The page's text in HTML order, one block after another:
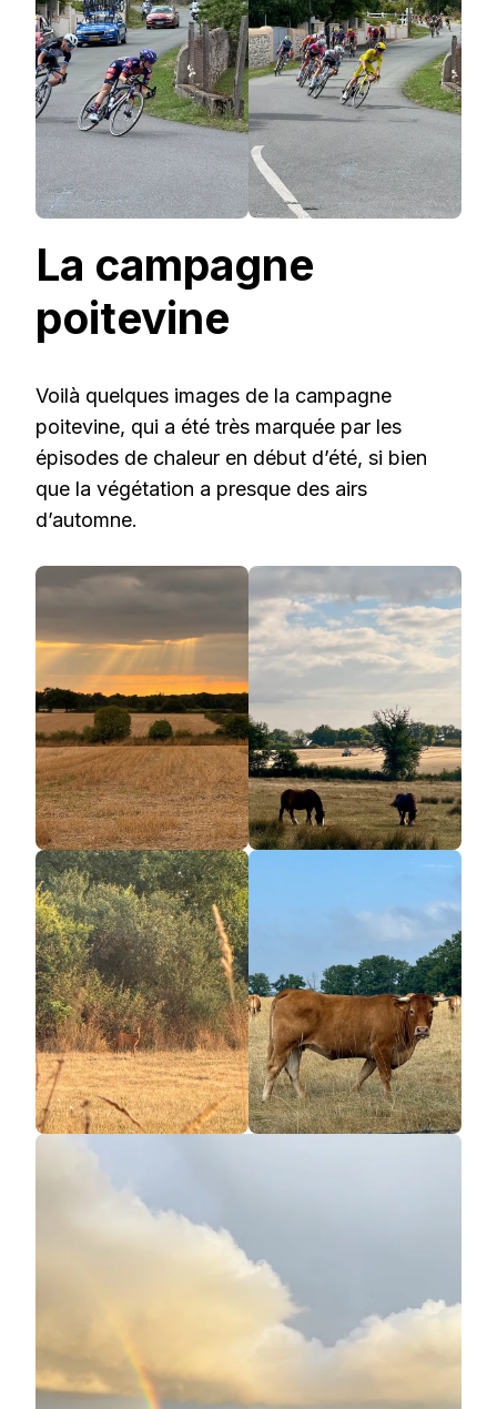
La campagne
poitevine
Voilà quelques images de la campagne
poitevine, qui a été très marquée par les
épisodes de chaleur en début d’été, si bien
que la végétation a presque des airs
d’automne.